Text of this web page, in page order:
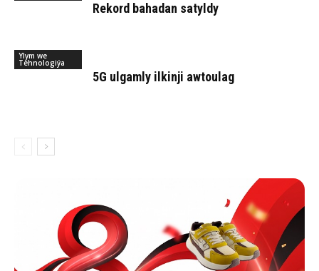
Rekord bahadan satyldy
Ylym we
Tehnologiýa
5G ulgamly ilkinji awtoulag